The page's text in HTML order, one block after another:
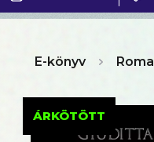
E-könyv
ÁRKÖTÖTT